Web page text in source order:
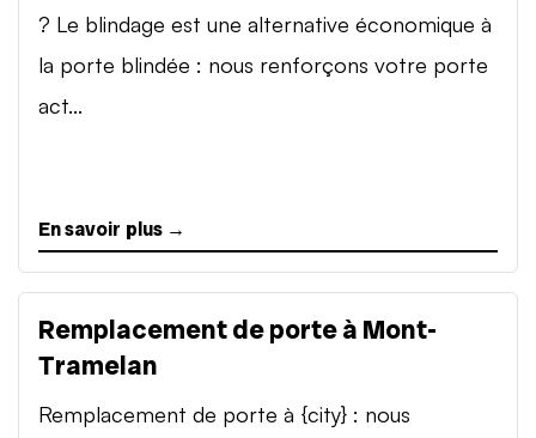
? Le blindage est une alternative économique à
la porte blindée : nous renforçons votre porte
act...
En savoir plus →
Remplacement de porte à Mont-
Tramelan
Remplacement de porte à {city} : nous